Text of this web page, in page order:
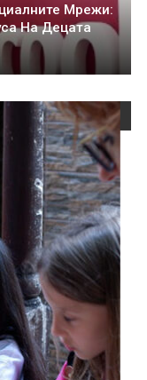
Мрежи:
На Децата